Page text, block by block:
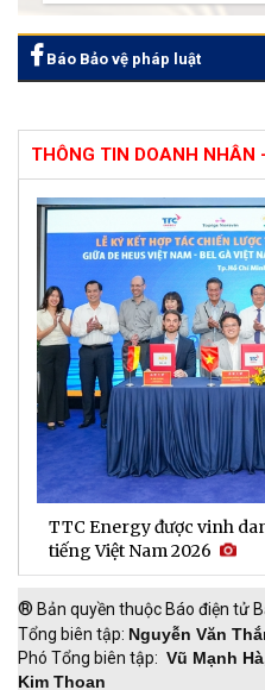
Báo Bảo vệ pháp luật
THÔNG TIN DOANH NHÂN
TTC Energy được vinh
tiếng Việt Nam 2026
® Bản quyền thuộc Báo điện tử
Tổng biên tập: Nguyễn Văn
Phó Tổng biên tập: Vũ Mạnh
Kim Thoan